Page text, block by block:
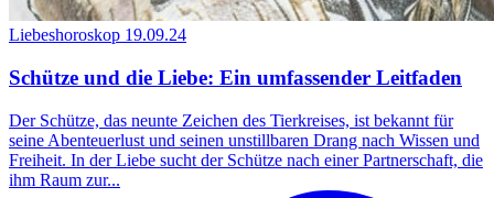
Liebeshoroskop 19.09.24
Schütze und die Liebe: Ein umfassender Leitfaden
Der Schütze, das neunte Zeichen des Tierkreises, ist bekannt für
seine Abenteuerlust und seinen unstillbaren Drang nach Wissen und
Freiheit. In der Liebe sucht der Schütze nach einer Partnerschaft, die
ihm Raum zur...